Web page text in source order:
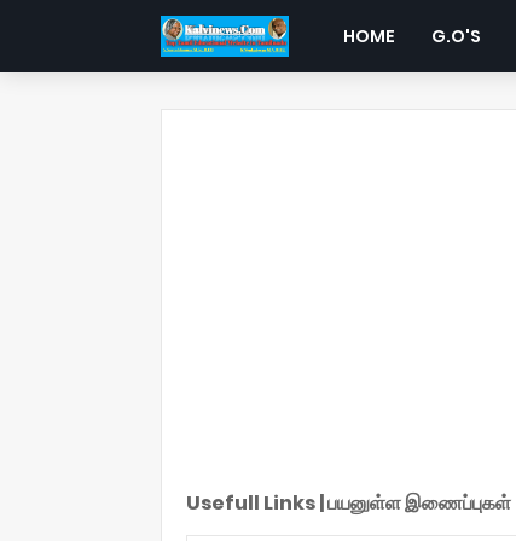
HOME G.O'S
Usefull Links | பயனுள்ள இணைப்புகள்